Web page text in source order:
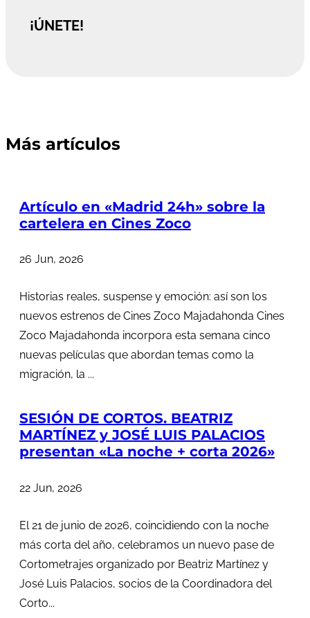
¡ÚNETE!
Más artículos
Artículo en «Madrid 24h» sobre la
cartelera en Cines Zoco
26 Jun, 2026
Historias reales, suspense y emoción: así son los
nuevos estrenos de Cines Zoco Majadahonda Cines
Zoco Majadahonda incorpora esta semana cinco
nuevas películas que abordan temas como la
migración, la ...
SESIÓN DE CORTOS. BEATRIZ
MARTÍNEZ y JOSÉ LUIS PALACIOS
presentan «La noche + corta 2026»
22 Jun, 2026
El 21 de junio de 2026, coincidiendo con la noche
más corta del año, celebramos un nuevo pase de
Cortometrajes organizado por Beatriz Martínez y
José Luis Palacios, socios de la Coordinadora del
Corto...